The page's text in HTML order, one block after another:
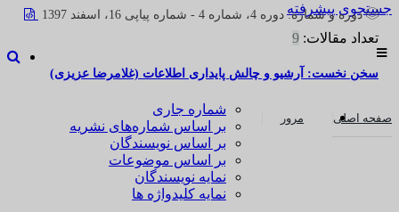
جستجوی پیشرفته
صفحه اصلی مرور
شماره جاری
بر اساس شماره‌های نشریه
بر اساس نویسندگان
بر اساس موضوعات
نمایه نویسندگان
نمایه کلیدواژه ها
دوره و شماره: دوره 4، شماره 4 - شماره پیاپی 16، اسفند 1397
تعداد مقالات: 9
سخن نخست: آرشیو و چالش پایداری اطلاعات (غلامرضا عزیزی)